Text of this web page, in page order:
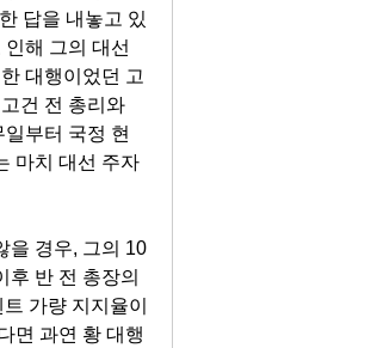
답을 내놓고 있
해 그의 대선
대행이었던 고
건 전 총리와
부터 국정 현
마치 대선 주자
을 경우, 그의 10
후 반 전 총장의
가량 지지율이
면 과연 황 대행